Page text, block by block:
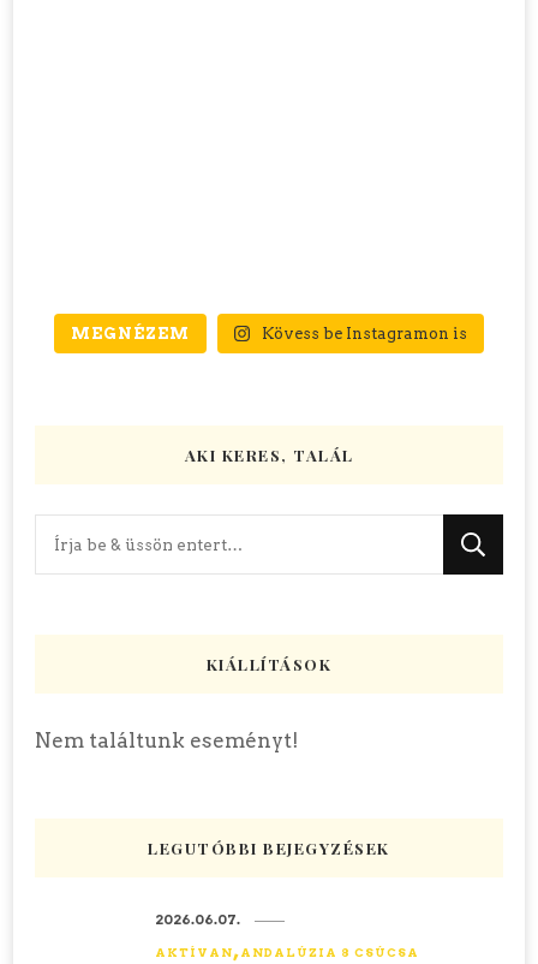
MEGNÉZEM Kövess be Instagramon is
AKI KERES, TALÁL
Keres
KIÁLLÍTÁSOK
Nem találtunk eseményt!
LEGUTÓBBI BEJEGYZÉSEK
AKTÍVAN ANDALÚZIA 8 CSÚCSA
2026.06.07.